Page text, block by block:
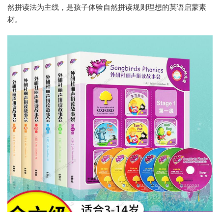
然拼读法为主线，是孩子体验自然拼读规则理想的英语启蒙素
材。